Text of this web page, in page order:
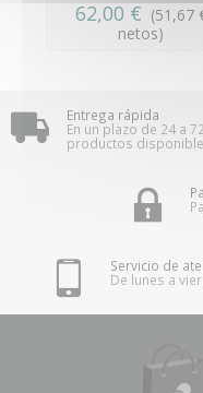
62,00 € (51,67
netos)
Entrega rápida
En un plazo de 24 a
productos
Servicio de
De lunes a